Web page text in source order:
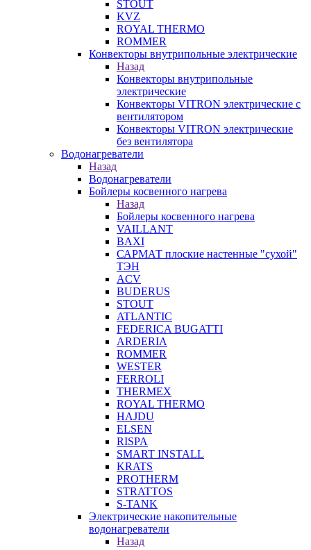
STOUT
KVZ
ROYAL THERMO
ROMMER
Конвекторы внутрипольные электрические
Назад
Конвекторы внутрипольные
электрические
Конвекторы VITRON электрические с
вентилятором
Конвекторы VITRON электрические
без вентилятора
Водонагреватели
Назад
Водонагреватели
Бойлеры косвенного нагрева
Назад
Бойлеры косвенного нагрева
VAILLANT
BAXI
САРМАТ плоские настенные "сухой"
ТЭН
ACV
BUDERUS
STOUT
ATLANTIC
FEDERICA BUGATTI
ARDERIA
ROMMER
WESTER
FERROLI
THERMEX
ROYAL THERMO
HAJDU
ELSEN
RISPA
SMART INSTALL
KRATS
PROTHERM
STRATTOS
S-TANK
Электрические накопительные
водонагреватели
Назад